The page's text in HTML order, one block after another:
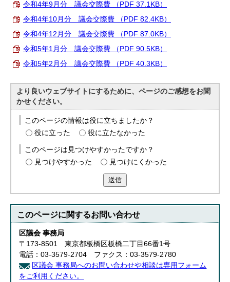
令和4年9月分 議会交際費 （PDF 37.1KB）
令和4年10月分 議会交際費 （PDF 82.4KB）
令和4年12月分 議会交際費 （PDF 87.0KB）
令和5年1月分 議会交際費 （PDF 90.5KB）
令和5年2月分 議会交際費 （PDF 40.3KB）
より良いウェブサイトにするために、ページのご感想をお聞
かせください。
このページの情報は役に立ちましたか？
役に立った
役に立たなかった
このページは見つけやすかったですか？
見つけやすかった
見つけにくかった
送信
このページに関するお問い合わせ
区議会 事務局
〒173-8501 東京都板橋区板橋二丁目66番1号
電話：03-3579-2704 ファクス：03-3579-2780
区議会 事務局へのお問い合わせや相談は専用フォーム
をご利用ください。